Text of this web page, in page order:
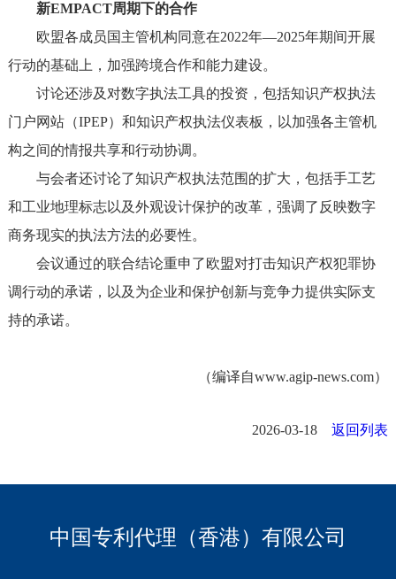
新EMPACT周期下的合作
欧盟各成员国主管机构同意在2022年—2025年期间开展
行动的基础上，加强跨境合作和能力建设。
讨论还涉及对数字执法工具的投资，包括知识产权执法
门户网站（IPEP）和知识产权执法仪表板，以加强各主管机
构之间的情报共享和行动协调。
与会者还讨论了知识产权执法范围的扩大，包括手工艺
和工业地理标志以及外观设计保护的改革，强调了反映数字
商务现实的执法方法的必要性。
会议通过的联合结论重申了欧盟对打击知识产权犯罪协
调行动的承诺，以及为企业和保护创新与竞争力提供实际支
持的承诺。
（编译自www.agip-news.com）
2026-03-18返回列表
中国专利代理（香港）有限公司